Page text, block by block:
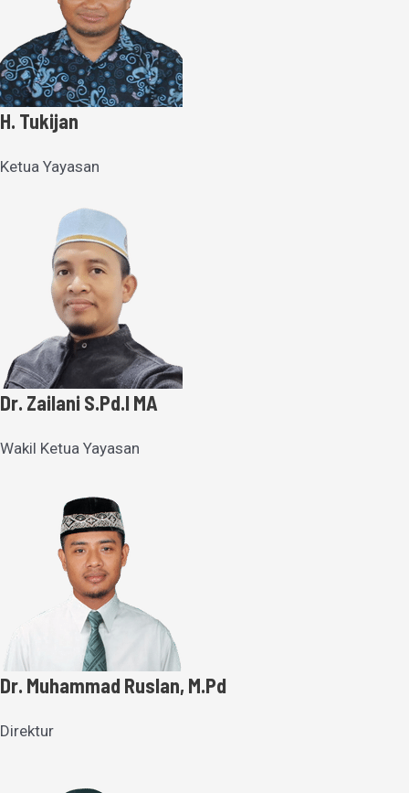
H. Tukijan
Ketua Yayasan
Dr. Zailani S.Pd.I MA
Wakil Ketua Yayasan
Dr. Muhammad Ruslan, M.Pd
Direktur